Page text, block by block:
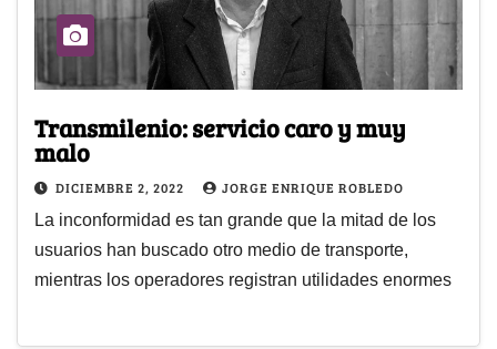
Transmilenio: servicio caro y muy
malo
DICIEMBRE 2, 2022 JORGE ENRIQUE ROBLEDO
La inconformidad es tan grande que la mitad de los
usuarios han buscado otro medio de transporte,
mientras los operadores registran utilidades enormes